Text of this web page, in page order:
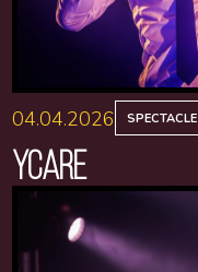
04.04.2026 SPECTACLE
YCARE